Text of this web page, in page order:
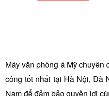
Máy văn phòng á Mỹ chuyên
công tốt nhất tại Hà Nội, Đà
Nam để đảm bảo quyền lợi